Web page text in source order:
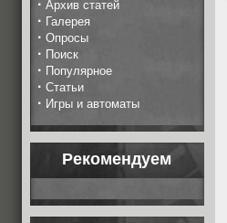
· Архив статей
· Галерея
· Опросы
· Поиск
· Популярное
· Статьи
· Игры и автоматы
Рекомендуем